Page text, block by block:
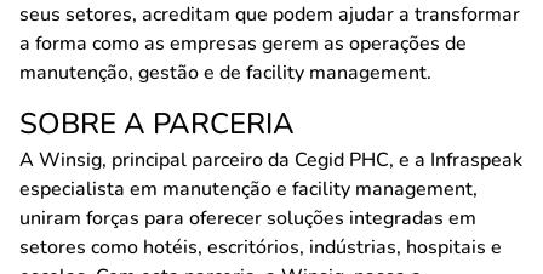
seus setores, acreditam que podem ajudar a transformar
a forma como as empresas gerem as operações de
manutenção, gestão e de facility management.
SOBRE A PARCERIA
A Winsig, principal parceiro da Cegid PHC, e a Infraspeak
especialista em manutenção e facility management,
uniram forças para oferecer soluções integradas em
setores como hotéis, escritórios, indústrias, hospitais e